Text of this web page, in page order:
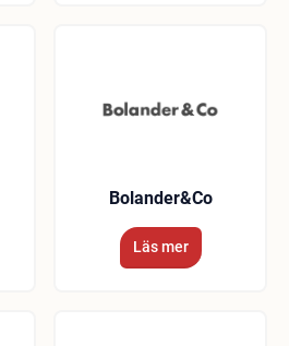
Bolander&Co
Läs mer